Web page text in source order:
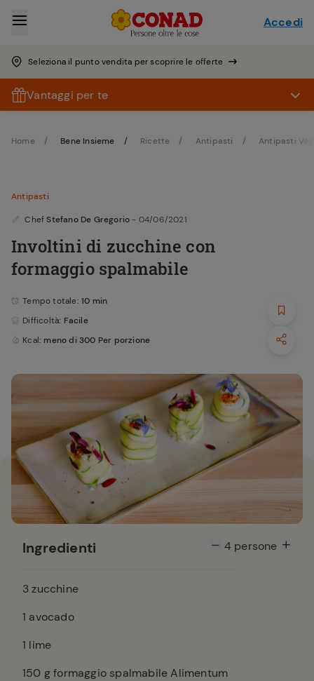
Seleziona il punto vendita per scoprire le offerte
Accedi
Vantaggi per te
Home Bene Insieme Ricette Antipasti Antipasti
Antipasti
Chef Stefano De Gregorio - 04/06/2021
Involtini di zucchine con
formaggio spalmabile
Tempo totale: 10 min
Difficoltà: Facile
Kcal: meno di 300 Per porzione
Ingredienti 4persone
3zucchine
1 avocado
1 lime
150 g formaggio spalmabile Alimentum